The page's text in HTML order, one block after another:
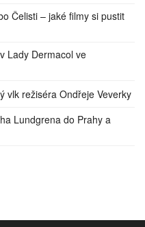
Čelisti – jaké filmy si pustit
Lady Dermacol ve
vlk režiséra Ondřeje Veverky
Lundgrena do Prahy a